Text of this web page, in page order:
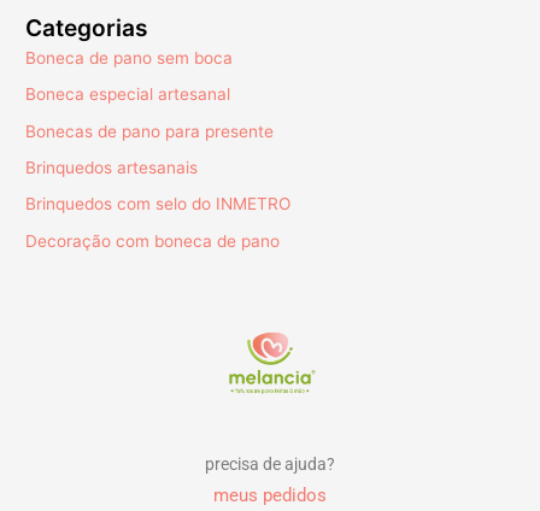
Categorias
Boneca de pano sem boca
Boneca especial artesanal
Bonecas de pano para presente
Brinquedos artesanais
Brinquedos com selo do INMETRO
Decoração com boneca de pano
precisa de ajuda?
meus pedidos